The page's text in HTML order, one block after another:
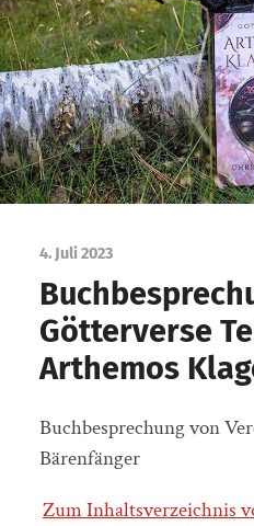
4. Juli 2023
Götterverse
Arthemos
Buchbesprechung von
Bärenfänger
Zum Inhaltsverzeichnis